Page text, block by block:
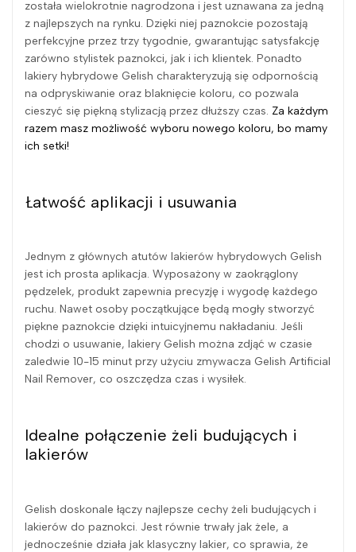
została wielokrotnie nagrodzona i jest uznawana za jedną
z najlepszych na rynku. Dzięki niej paznokcie pozostają
perfekcyjne przez trzy tygodnie, gwarantując satysfakcję
zarówno stylistek paznokci, jak i ich klientek. Ponadto
lakiery hybrydowe Gelish charakteryzują się odpornością
na odpryskiwanie oraz blaknięcie koloru, co pozwala
cieszyć się piękną stylizacją przez dłuższy czas. Za każdym
razem masz możliwość wyboru nowego koloru, bo mamy
ich setki!
Łatwość aplikacji i usuwania
Jednym z głównych atutów lakierów hybrydowych Gelish
jest ich prosta aplikacja. Wyposażony w zaokrąglony
pędzelek, produkt zapewnia precyzję i wygodę każdego
ruchu. Nawet osoby początkujące będą mogły stworzyć
piękne paznokcie dzięki intuicyjnemu nakładaniu. Jeśli
chodzi o usuwanie, lakiery Gelish można zdjąć w czasie
zaledwie 10-15 minut przy użyciu zmywacza Gelish Artificial
Nail Remover, co oszczędza czas i wysiłek.
Idealne połączenie żeli budujących i
lakierów
Gelish doskonale łączy najlepsze cechy żeli budujących i
lakierów do paznokci. Jest równie trwały jak żele, a
jednocześnie działa jak klasyczny lakier, co sprawia, że